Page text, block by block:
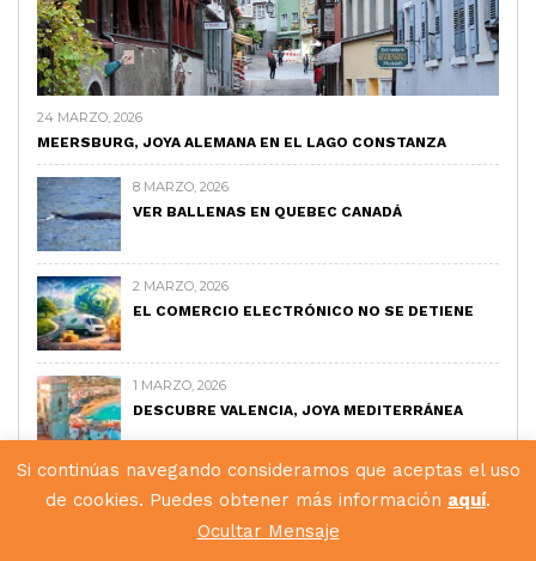
24 MARZO, 2026
MEERSBURG, JOYA ALEMANA EN EL LAGO CONSTANZA
8 MARZO, 2026
VER BALLENAS EN QUEBEC CANADÁ
2 MARZO, 2026
EL COMERCIO ELECTRÓNICO NO SE DETIENE
1 MARZO, 2026
DESCUBRE VALENCIA, JOYA MEDITERRÁNEA
18 FEBRERO, 2026
QUE VER EN CONQUES, GUÍA COMPLETA
Si continúas navegando consideramos que aceptas el uso
de cookies. Puedes obtener más información aquí.
Ocultar Mensaje